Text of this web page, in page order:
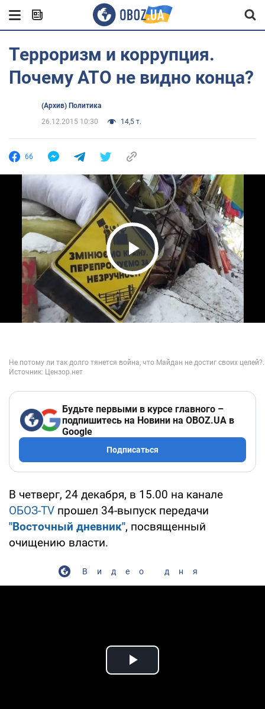
Терроризм и коррупция.
Почему АТО не видно конца?
(Архив) Политика
26.12.2015 10:30
14,5 т.
66
Play Video
Будьте первыми в курсе главного –
подпишитесь на Новини на OBOZ.UA в
Google
Подписаться
В четверг, 24 декабря, в 15.00 на канале
ОБОЗ-TV прошел 34-выпуск передачи
"Восточный дневник", посвященный
очищению власти.
Видео дня
Play Video